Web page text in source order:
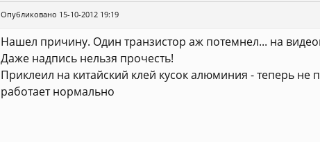
Опубликовано 15-10-2012 19:19
Нашел причину. Один транзистор аж потемнел... на
Даже надпись нельзя прочесть!
Приклеил на китайский клей кусок алюминия - теперь не
работает нормально